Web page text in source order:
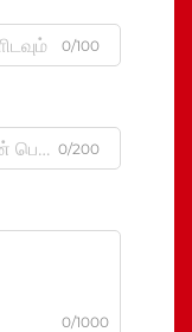
0/100
0/200
0/1000